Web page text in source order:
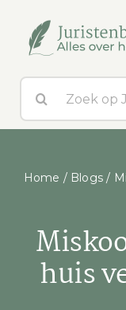
inhoud
Blogs
naar:
Home / Blogs /
huis